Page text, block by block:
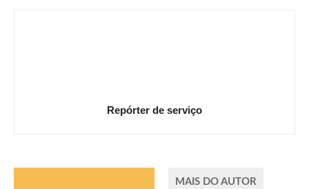
Repórter de serviço
MAIS DO AUTOR